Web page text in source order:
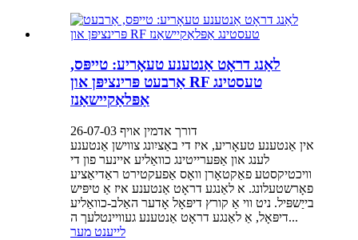
לאַנג דראָט אַנטענע טעאָריע: טייפּס,
אַרבעט פּרינציפּן און RF טעסטינג
אַפּלאַקיישאַנז
דורך אדמין אויף 26-07-03
אין אַנטענע טעאָריע, איז די באַציִונג צווישן אַנטענע
לענג און אַפּערייטינג כוואַליע איינער פון די
וויכטיקסטע פאַקטאָרן וואָס אַפעקטירט ראַדיאַציע
פאָרשטעלונג. א לאַנגע דראָט אַנטענע איז אַ טיפּיש
בייַשפּיל. ניט ווי אַ קורץ דיפּאָל אָדער האַלב-כוואַליע
דיפּאָל, אַ לאַנגע דראָט אַנטענע געוויינטלעך ה...
לייענט מער